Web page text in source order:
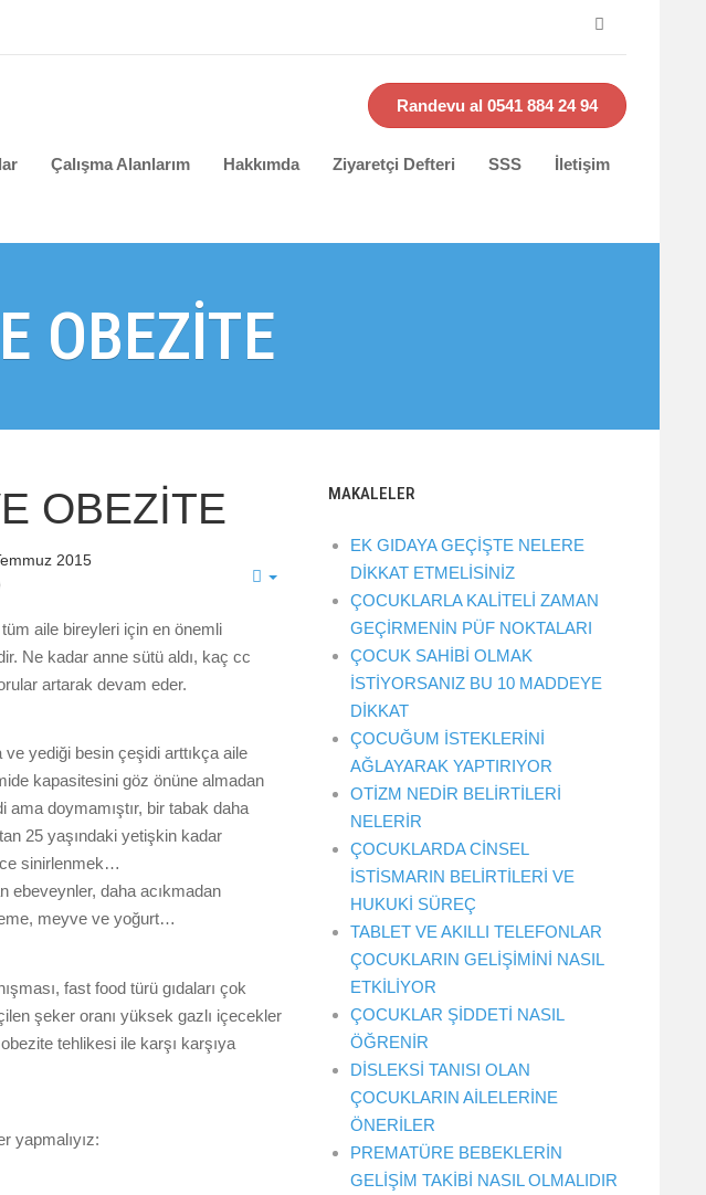
Randevu al 0541 884 24 94
Çalışma Alanlarım Hakkımda Ziyaretçi Defteri SSS İletişim
OBEZİTE
OBEZİTE
2015
aile bireyleri için en önemli
Ne kadar anne sütü aldı, kaç cc
artarak devam eder.
yediği besin çeşidi arttıkça aile
kapasitesini göz önüne almadan
doymamıştır, bir tabak daha
25 yaşındaki yetişkin kadar
sinirlenmek…
ebeveynler, daha acıkmadan
meyve ve yoğurt…
fast food türü gıdaları çok
şeker oranı yüksek gazlı içecekler
tehlikesi ile karşı karşıya
yapmalıyız:
MAKALELER
EK GIDAYA GEÇİŞTE NELERE
DİKKAT ETMELİSİNİZ
ÇOCUKLARLA KALİTELİ ZAMAN
GEÇİRMENİN PÜF NOKTALARI
ÇOCUK SAHİBİ OLMAK
İSTİYORSANIZ BU 10 MADDEYE
DİKKAT
ÇOCUĞUM İSTEKLERİNİ
AĞLAYARAK YAPTIRIYOR
OTİZM NEDİR BELİRTİLERİ
NELERİR
ÇOCUKLARDA CİNSEL
İSTİSMARIN BELİRTİLERİ VE
HUKUKİ SÜREÇ
TABLET VE AKILLI TELEFONLAR
ÇOCUKLARIN GELİŞİMİNİ NASIL
ETKİLİYOR
ÇOCUKLAR ŞİDDETİ NASIL
ÖĞRENİR
DİSLEKSİ TANISI OLAN
ÇOCUKLARIN AİLELERİNE
ÖNERİLER
PREMATÜRE BEBEKLERİN
GELİŞİM TAKİBİ NASIL OLMALIDIR